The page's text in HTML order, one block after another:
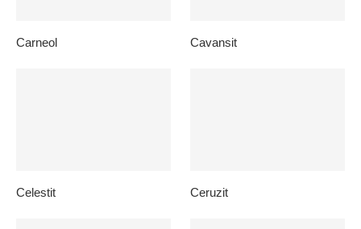
Carneol Cavansit
Celestit Ceruzit